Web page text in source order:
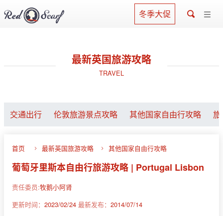
冬季大促
最新英国旅游攻略
TRAVEL
交通出行 伦敦旅游景点攻略 其他国家自由行攻略 旅
首页 最新英国旅游攻略 其他国家自由行攻略
葡萄牙里斯本自由行旅游攻略 | Portugal Lisbon
责任委员:牧鹅小阿肾
更新时间： 2023/02/24 最新发布： 2014/07/14